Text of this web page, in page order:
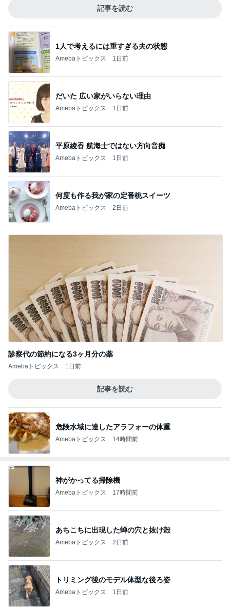
記事を読む
1人で考えるには重すぎる夫の状態
Amebaトピックス 1日前
だいた 広い家がいらない理由
Amebaトピックス 1日前
平原綾香 航海士ではない方向音痴
Amebaトピックス 1日前
何度も作る我が家の定番桃スイーツ
Amebaトピックス 2日前
診察代の節約になる3ヶ月分の薬
Amebaトピックス 1日前
記事を読む
危険水域に達したアラフォーの体重
Amebaトピックス 14時間前
神がかってる掃除機
Amebaトピックス 17時間前
あちこちに出現した蝉の穴と抜け殻
Amebaトピックス 2日前
トリミング後のモデル体型な後ろ姿
Amebaトピックス 1日前